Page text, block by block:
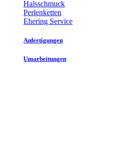
Halsschmuck
Perlenketten
Ehering Service
Anfertigungen
Umarbeitungen